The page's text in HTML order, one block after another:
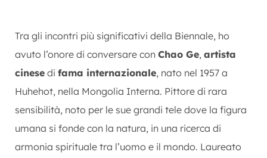
Tra gli incontri più significativi della Biennale, ho
avuto l’onore di conversare con Chao Ge, artista
cinese di fama internazionale, nato nel 1957 a
Huhehot, nella Mongolia Interna. Pittore di rara
sensibilità, noto per le sue grandi tele dove la figura
umana si fonde con la natura, in una ricerca di
armonia spirituale tra l’uomo e il mondo. Laureato